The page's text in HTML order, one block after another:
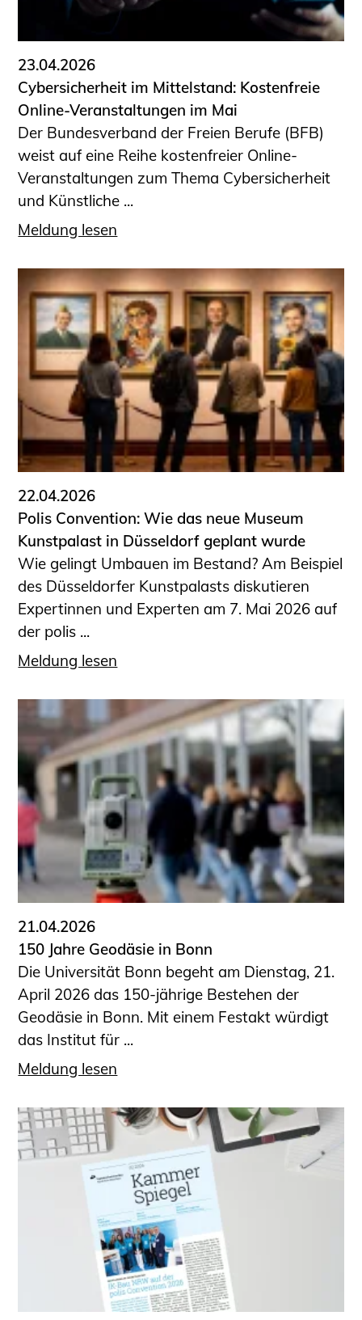
Informationen für Fortbildungsträger
Anträge, Anzeigen, Formulare
Fortbildung/Seminare
Informationen für Ingenieurinnen
und Ingenieure
Recht
Planungswettbewerbe
Publikationen
Stellenbörse
Staatlich anerkannte Sachverständige
Sachverständige
Prüfsachverständige
Qualifizierte Tragwerksplaner/-innen
Bauvorlageberechtigte
Sachkundige für Zustands- und
Funktionsprüfung privater
Abwasserleitungen
Vereinbarungen mit
Ingenieurkammern
Büronachfolge
Zusatzqualifikationen
Geschützter Bereich
Informationen für Auftraggeber und
Verbraucher
Ingenieursuche (Mitglieder der IK-Bau
NRW)
Fachlisten
Informationen für Schülerinnen,
Schüler und Studierende
Projekte für Schülerinnen und Schüler
START.ING. Das Studierenden Praxis-
Programm
Wissenswertes für Studierende
Wettbewerbe für Studierende
BLING.BLING.
Kammer Newsletter
Presse
Kontakt und Anfahrt
Impressum
Datenschutz
Ingenieurakademie West
23.04.2026
Cybersicherheit im Mittelstand: Kostenfreie
Online-Veranstaltungen im Mai
Der Bundesverband der Freien Berufe (BFB)
weist auf eine Reihe kostenfreier Online-
Veranstaltungen zum Thema Cybersicherheit
und Künstliche ...
Meldung lesen
22.04.2026
Polis Convention: Wie das neue Museum
Kunstpalast in Düsseldorf geplant wurde
Wie gelingt Umbauen im Bestand? Am Beispiel
des Düsseldorfer Kunstpalasts diskutieren
Expertinnen und Experten am 7. Mai 2026 auf
der polis ...
Meldung lesen
21.04.2026
150 Jahre Geodäsie in Bonn
Die Universität Bonn begeht am Dienstag, 21.
April 2026 das 150-jährige Bestehen der
Geodäsie in Bonn. Mit einem Festakt würdigt
das Institut für ...
Meldung lesen